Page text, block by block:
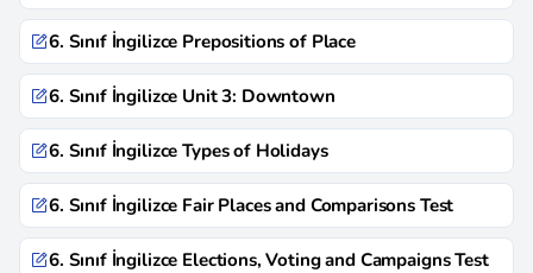
6. Sınıf İngilizce Prepositions of Place
6. Sınıf İngilizce Unit 3: Downtown
6. Sınıf İngilizce Types of Holidays
6. Sınıf İngilizce Fair Places and Comparisons Test
6. Sınıf İngilizce Elections, Voting and Campaigns Test